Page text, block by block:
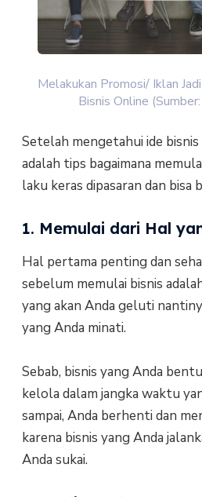
Melakukan Promosi/ Iklan
Bisnis Online
Setelah mengetahui ide bisnis
adalah tips bagaimana
laku keras dipasaran dan bisa
1. Memulai dari Hal
Hal pertama penting dan
sebelum memulai bisnis
yang akan Anda geluti
yang Anda minati.
Sebab, bisnis yang Anda
kelola dalam jangka waktu
sampai, Anda berhenti dan
karena bisnis yang Anda
Anda sukai.